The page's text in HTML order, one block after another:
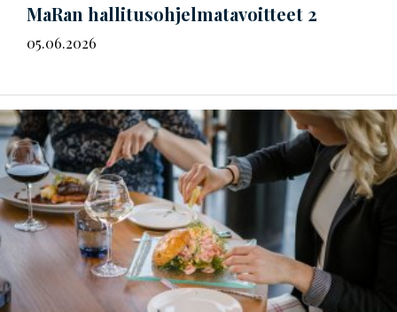
MaRan hal­li­tus­oh­jel­ma­ta­voit­teet 2
05.06.2026